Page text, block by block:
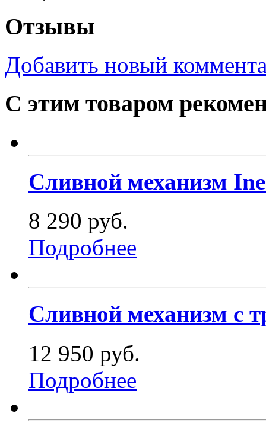
Отзывы
Добавить новый
С этим товаром
Сливной механизм
8 290 руб.
Подробнее
Сливной механизм с
12 950 руб.
Подробнее